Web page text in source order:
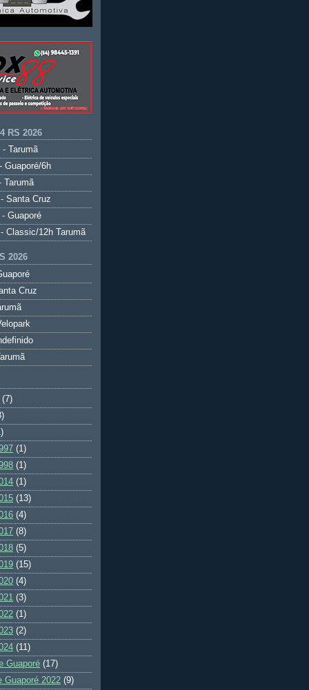
RS 2026
- Tarumã
Guaporé/6h
Tarumã
Santa Cruz
Guaporé
Classic/12h Tarumã
2026
Cruz
(7)
(1)
(1)
(1)
(13)
(4)
(8)
(5)
(15)
(4)
(3)
(1)
(2)
(11)
Guaporé (17)
Guaporé 2022 (9)